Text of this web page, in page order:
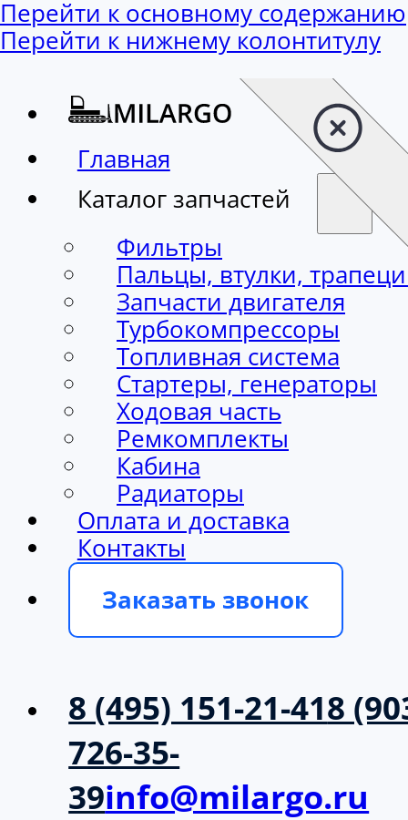
Перейти к основному содержанию
Перейти к нижнему колонтитулу
Главная
Каталог запчастей
Фильтры
Пальцы, втулки,
Запчасти двигателя
Турбокомпрессоры
Топливная система
Стартеры, генераторы
Ходовая часть
Ремкомплекты
Кабина
Радиаторы
Оплата и доставка
Контакты
Заказать звонок
8 (495) 151-21-418
726-35-
39info@milargo.ru